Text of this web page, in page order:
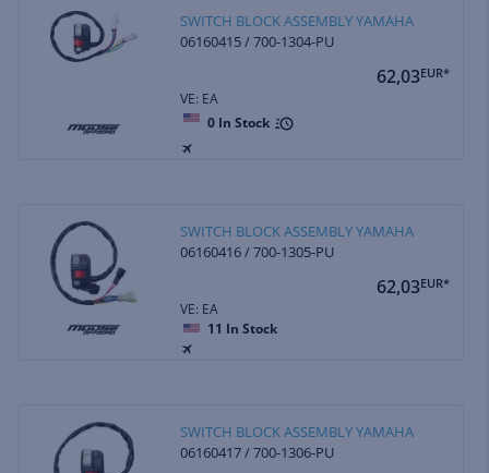
SWITCH BLOCK ASSEMBLY YAMAHA
06160415 / 700-1304-PU
62,03EUR*
VE: EA
0 In Stock
SWITCH BLOCK ASSEMBLY YAMAHA
06160416 / 700-1305-PU
62,03EUR*
VE: EA
11 In Stock
SWITCH BLOCK ASSEMBLY YAMAHA
06160417 / 700-1306-PU